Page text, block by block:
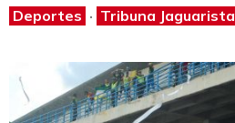
Deportes · Tribuna Jaguarista